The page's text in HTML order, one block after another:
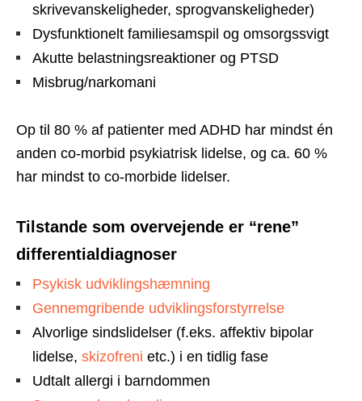
skrivevanskeligheder, sprogvanskeligheder)
Dysfunktionelt familiesamspil og omsorgssvigt
Akutte belastningsreaktioner og PTSD
Misbrug/narkomani
Op til 80 % af patienter med ADHD har mindst én
anden co-morbid psykiatrisk lidelse, og ca. 60 %
har mindst to co-morbide lidelser.
Tilstande som overvejende er “rene”
differentialdiagnoser
Psykisk udviklingshæmning
Gennemgribende udviklingsforstyrrelse
Alvorlige sindslidelser (f.eks. affektiv bipolar
lidelse, skizofreni etc.) i en tidlig fase
Udtalt allergi i barndommen